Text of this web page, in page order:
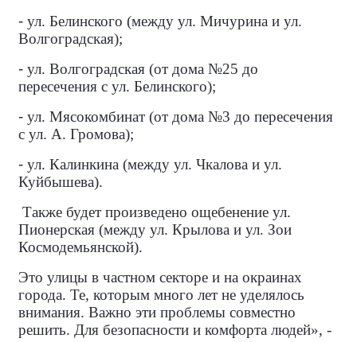
- ул. Белинского (между ул. Мичурина и ул.
Волгоградская);
- ул. Волгоградская (от дома №25 до
пересечения с ул. Белинского);
- ул. Мясокомбинат (от дома №3 до пересечения
с ул. А. Громова);
- ул. Калинкина (между ул. Чкалова и ул.
Куйбышева).
Также будет произведено ощебенение ул.
Пионерская (между ул. Крылова и ул. Зои
Космодемьянской).
Это улицы в частном секторе и на окраинах
города. Те, которым много лет не уделялось
внимания. Важно эти проблемы совместно
решить. Для безопасности и комфорта людей», -